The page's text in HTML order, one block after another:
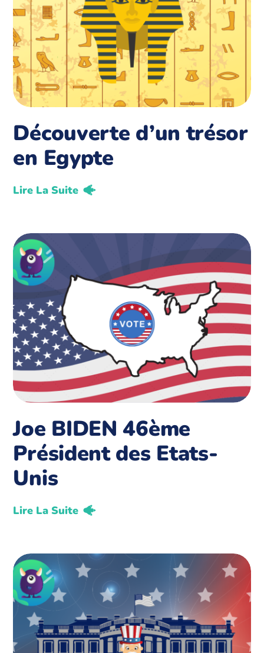
Découverte d’un trésor
en Egypte
Lire La Suite
Joe BIDEN 46ème
Président des Etats-
Unis
Lire La Suite